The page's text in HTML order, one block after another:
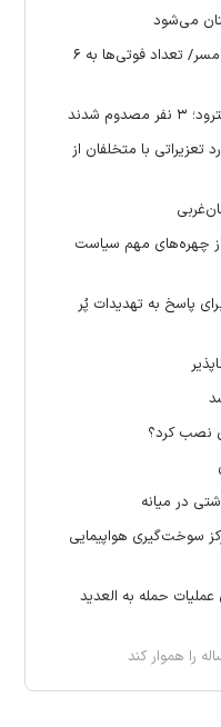
می‌شود
حادثه غرق‌شدگی در ساحل توسکاسرا رامسر/ تعداد فوتی‌ها به ۶
شدند
تعزیراتی با متخلفان از
چهره‌های مهم سیاست
پاسخ به تهدیدات پُر
نصب کرد؟
سوخت‌گیری هواپیمایی
حمله به العدید